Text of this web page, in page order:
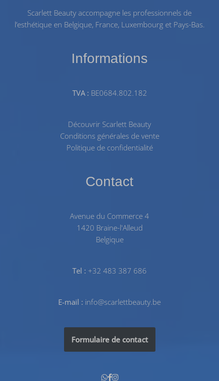
Scarlett Beauty accompagne les professionnels de
l’esthétique en Belgique, France, Luxembourg et Pays-Bas.
Informations
TVA : BE0684.802.182
Découvrir Scarlett Beauty
Conditions générales de vente
Politique de confidentialité
Contact
Avenue du Commerce 4
1420 Braine-l'Alleud
Belgique
Tel : +32 483 387 686
E-mail : info@scarlettbeauty.be
Formulaire de contact